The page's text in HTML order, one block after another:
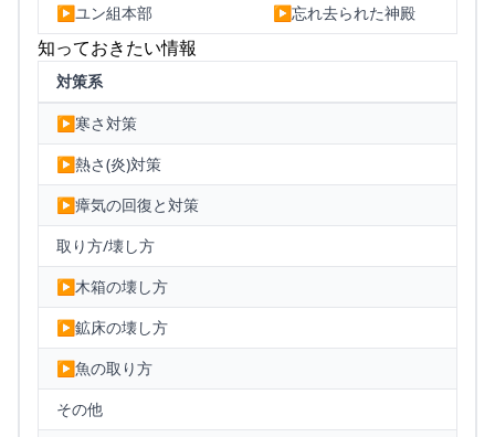
▶ユン組本部
▶忘れ去られた神殿
知っておきたい情報
対策系
▶寒さ対策
▶熱さ(炎)対策
▶瘴気の回復と対策
取り方/壊し方
▶木箱の壊し方
▶鉱床の壊し方
▶魚の取り方
その他